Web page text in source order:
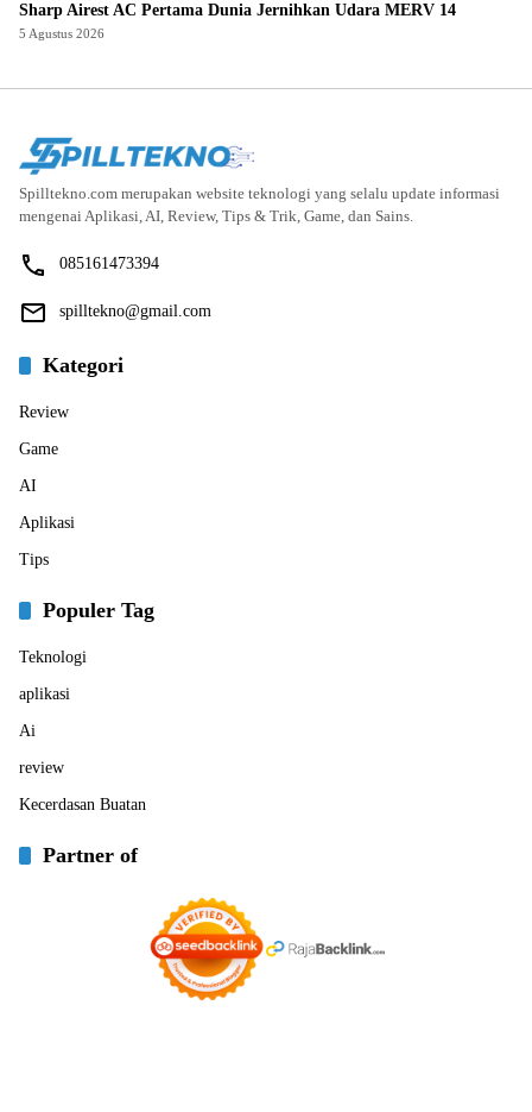
Sharp Airest AC Pertama Dunia Jernihkan Udara MERV 14
5 Agustus 2026
Spilltekno.com merupakan website teknologi yang selalu update informasi
mengenai Aplikasi, AI, Review, Tips & Trik, Game, dan Sains.
085161473394
spilltekno@gmail.com
Kategori
Review
Game
AI
Aplikasi
Tips
Populer Tag
Teknologi
aplikasi
Ai
review
Kecerdasan Buatan
Partner of